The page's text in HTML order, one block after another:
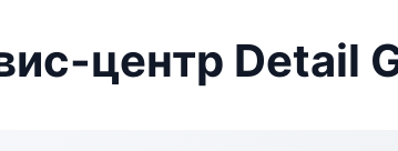
центр Detail